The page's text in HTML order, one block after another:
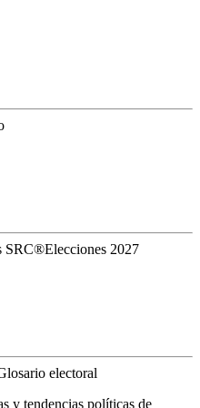
SRC®Elecciones 2027
electoral
y tendencias políticas de